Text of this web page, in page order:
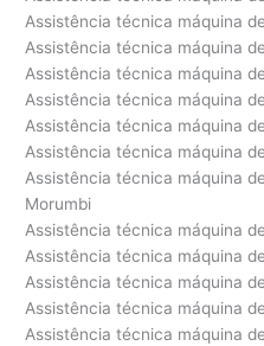
Assistência técnica máquina
Assistência técnica máquina
Assistência técnica máquina
Assistência técnica máquina
Assistência técnica máquina
Assistência técnica máquina
Assistência técnica máquina
Morumbi
Assistência técnica máquina
Assistência técnica máquina
Assistência técnica máquina
Assistência técnica máquina
Assistência técnica máquina